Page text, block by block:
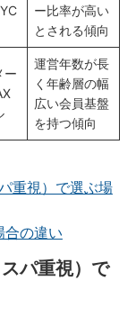
ー比率が高い
とされる傾向
ー
運営年数が長
く年齢層の幅
広い会員基盤
を持つ傾向
重視）で選ぶ場
の違い
パ重視）で